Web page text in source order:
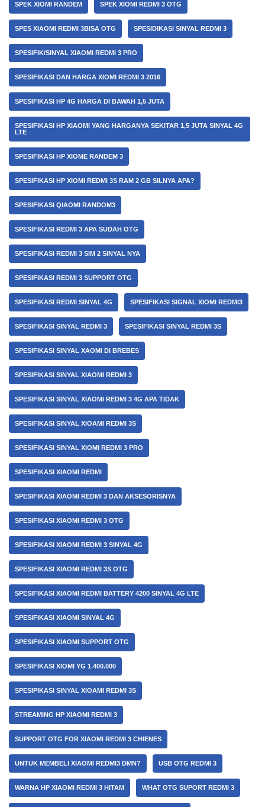
SPEK XIOMI RANDEM SPEK XIOMI REDMI 3 OTG
SPES XIAOMI REDMI 3BISA OTG SPESIDIKASI SINYAL REDMI 3
SPESIFIK/SINYAL XIAOMI REDMI 3 PRO
SPESIFIKASI DAN HARGA XIOMI REDMI 3 2016
SPESIFIKASI HP 4G HARGA DI BAWAH 1,5 JUTA
SPESIFIKASI HP XIAOMI YANG HARGANYA SEKITAR 1,5 JUTA SINYAL 4G
LTE
SPESIFIKASI HP XIOME RANDEM 3
SPESIFIKASI HP XIOMI REDMI 3S RAM 2 GB SILNYA APA?
SPESIFIKASI QIAOMI RANDOM3
SPESIFIKASI REDMI 3 APA SUDAH OTG
SPESIFIKASI REDMI 3 SIM 2 SINYAL NYA
SPESIFIKASI REDMI 3 SUPPORT OTG
SPESIFIKASI REDMI SINYAL 4G SPESIFIKASI SIGNAL XIOMI REDMI3
SPESIFIKASI SINYAL REDMI 3 SPESIFIKASI SINYAL REDMI 3S
SPESIFIKASI SINYAL XAOMI DI BREBES
SPESIFIKASI SINYAL XIAOMI REDMI 3
SPESIFIKASI SINYAL XIAOMI REDMI 3 4G APA TIDAK
SPESIFIKASI SINYAL XIOAMI REDMI 3S
SPESIFIKASI SINYAL XIOMI REDMI 3 PRO
SPESIFIKASI XIAOMI REDMI
SPESIFIKASI XIAOMI REDMI 3 DAN AKSESORISNYA
SPESIFIKASI XIAOMI REDMI 3 OTG
SPESIFIKASI XIAOMI REDMI 3 SINYAL 4G
SPESIFIKASI XIAOMI REDMI 3S OTG
SPESIFIKASI XIAOMI REDMI BATTERY 4200 SINYAL 4G LTE
SPESIFIKASI XIAOMI SINYAL 4G
SPESIFIKASI XIAOMI SUPPORT OTG
SPESIFIKASI XIOMI YG 1.400.000
SPESIPIKASI SINYAL XIOAMI REDMI 3S
STREAMING HP XIAOMI REDMI 3
SUPPORT OTG FOR XIAOMI REDMI 3 CHIENES
UNTUK MEMBELI XIAOMI REDMI3 DMN? USB OTG REDMI 3
WARNA HP XIAOMI REDMI 3 HITAM WHAT OTG SUPORT REDMI 3